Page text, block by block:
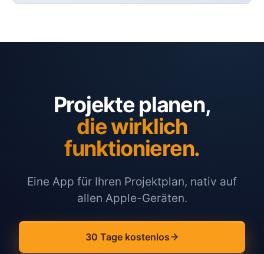
Projekte planen,
die wirklich
funktionieren.
Eine App für Ihren Projektplan, nativ auf
allen Apple-Geräten.
30 Tage kostenlos